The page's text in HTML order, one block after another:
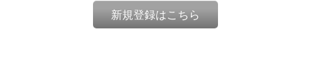
新規登録はこちら